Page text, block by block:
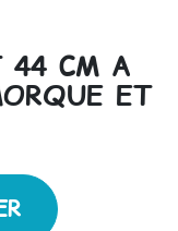
44 CM A
ET